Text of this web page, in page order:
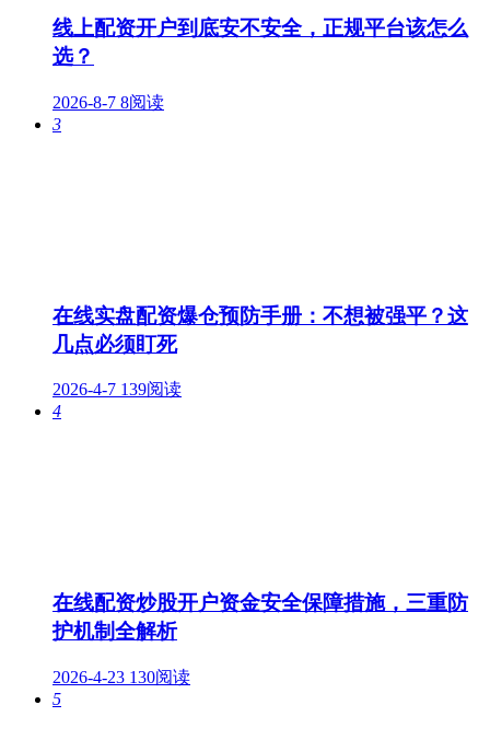
线上配资开户到底安不安全，正规平台该怎么
选？
2026-8-7 8阅读
3
在线实盘配资爆仓预防手册：不想被强平？这
几点必须盯死
2026-4-7 139阅读
4
在线配资炒股开户资金安全保障措施，三重防
护机制全解析
2026-4-23 130阅读
5